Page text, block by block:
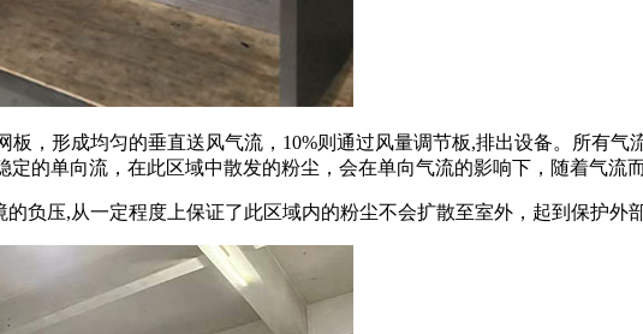
，形成均匀的垂直送风气流，10%则通过风量调节板,排出设备。所有
的单向流，在此区域中散发的粉尘，会在单向气流的影响下，随着气流
负压,从一定程度上保证了此区域内的粉尘不会扩散至室外，起到保护外